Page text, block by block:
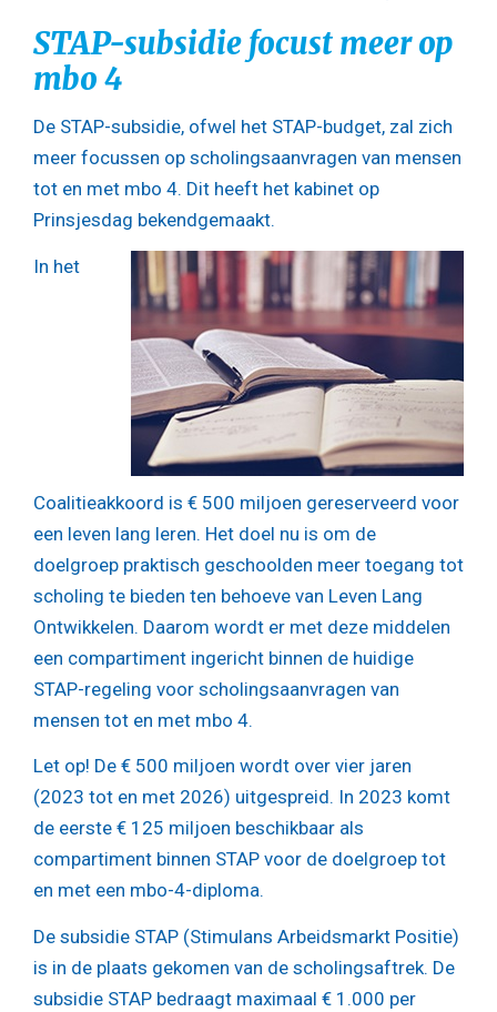
STAP-subsidie focust meer op
mbo 4
De STAP-subsidie, ofwel het STAP-budget, zal zich
meer focussen op scholingsaanvragen van mensen
tot en met mbo 4. Dit heeft het kabinet op
Prinsjesdag bekendgemaakt.
In het
Coalitieakkoord is € 500 miljoen gereserveerd voor
een leven lang leren. Het doel nu is om de
doelgroep praktisch geschoolden meer toegang tot
scholing te bieden ten behoeve van Leven Lang
Ontwikkelen. Daarom wordt er met deze middelen
een compartiment ingericht binnen de huidige
STAP-regeling voor scholingsaanvragen van
mensen tot en met mbo 4.
Let op! De € 500 miljoen wordt over vier jaren
(2023 tot en met 2026) uitgespreid. In 2023 komt
de eerste € 125 miljoen beschikbaar als
compartiment binnen STAP voor de doelgroep tot
en met een mbo-4-diploma.
De subsidie STAP (Stimulans Arbeidsmarkt Positie)
is in de plaats gekomen van de scholingsaftrek. De
subsidie STAP bedraagt maximaal € 1.000 per